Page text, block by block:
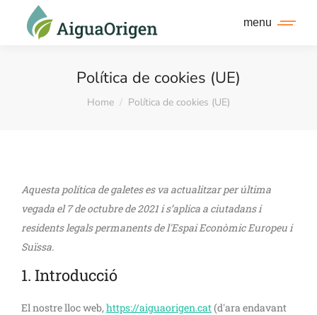
menu
Política de cookies (UE)
You are here:
Home Política de cookies (UE)
Aquesta política de galetes es va actualitzar per última
vegada el 7 de octubre de 2021 i s’aplica a ciutadans i
residents legals permanents de l'Espai Econòmic Europeu i
Suïssa.
1. Introducció
El nostre lloc web, https://aiguaorigen.cat(d'ara endavant